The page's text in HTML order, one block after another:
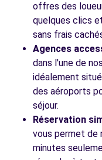
offres des
quelques clics
sans frais
Agences
dans l'une de
idéalement
des aéroports
séjour.
Réservation
vous permet de
minutes